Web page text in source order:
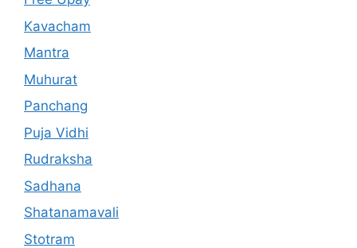
Kavacham
Mantra
Muhurat
Panchang
Puja Vidhi
Rudraksha
Sadhana
Shatanamavali
Stotram